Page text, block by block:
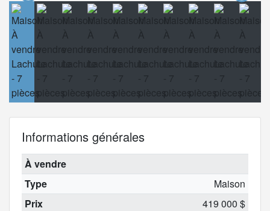
Informations générales
À vendre
Type
Maison
Prix
419 000 $